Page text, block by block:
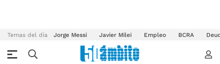
Temas del día Jorge Messi Javier Milei Empleo BCRA